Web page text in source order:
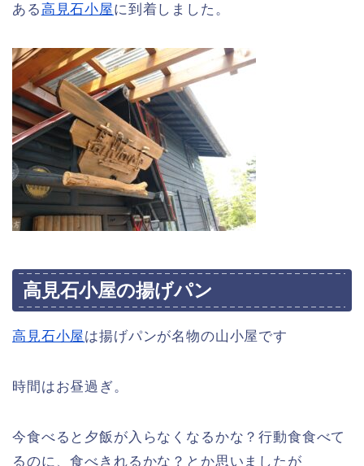
ある高見石小屋に到着しました。
高見石小屋の揚げパン
高見石小屋は揚げパンが名物の山小屋です
時間はお昼過ぎ。
今食べると夕飯が入らなくなるかな？行動食食べて
るのに、食べきれるかな？とか思いましたが